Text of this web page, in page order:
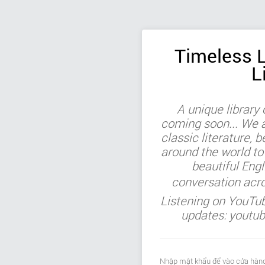
Timeless
A unique library
coming soon... We
classic literature,
around the world
beautiful
conversation
Listening on
updates:
Nhập mật khẩu để vào cửa